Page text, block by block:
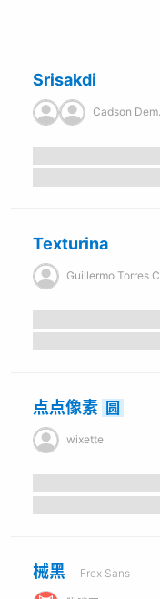
Srisakdi
Cadson Demak Co. / Ltd.
Texturina
Guillermo Torres Carreño
点点像素 圆
wixette
械黑 Frex Sans